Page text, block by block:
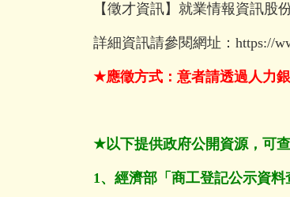
【徵才資訊】就業情報資訊股
詳細資訊請參閱網址： https://
★應徵方式：意者請透過人力
★以下提供政府公開資源，可
1、經濟部「商工登記公示資料